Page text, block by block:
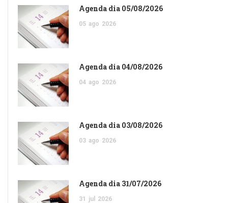
Agenda dia 05/08/2026
05 ago 2026
Agenda dia 04/08/2026
04 ago 2026
Agenda dia 03/08/2026
03 ago 2026
Agenda dia 31/07/2026
31 jul 2026